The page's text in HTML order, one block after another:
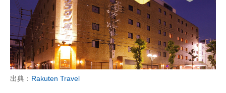
出典： Rakuten Travel